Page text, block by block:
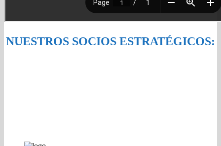
NUESTROS SOCIOS ESTRATÉGICOS: